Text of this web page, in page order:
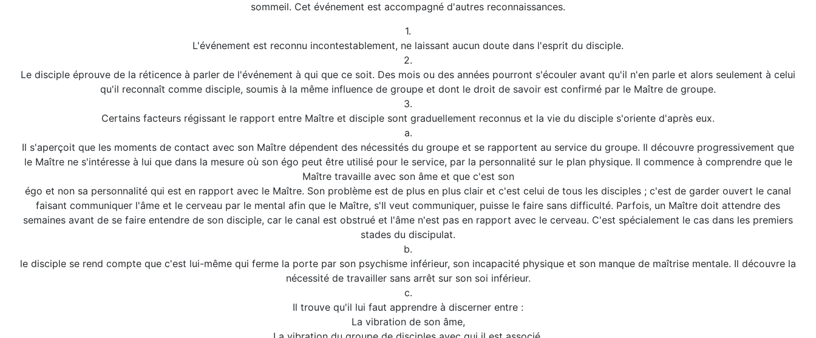
sommeil. Cet événement est accompagné d'autres reconnaissances.
1.
L'événement est reconnu incontestablement, ne laissant aucun doute dans l'esprit du disciple.
2.
Le disciple éprouve de la réticence à parler de l'événement à qui que ce soit. Des mois ou des années pourront s'écouler avant qu'il n'en parle et alors seulement à celui
qu'il reconnaît comme disciple, soumis à la même influence de groupe et dont le droit de savoir est confirmé par le Maître de groupe.
3.
Certains facteurs régissant le rapport entre Maître et disciple sont graduellement reconnus et la vie du disciple s'oriente d'après eux.
a.
Il s'aperçoit que les moments de contact avec son Maître dépendent des nécessités du groupe et se rapportent au service du groupe. Il découvre progressivement que
le Maître ne s'intéresse à lui que dans la mesure où son égo peut être utilisé pour le service, par la personnalité sur le plan physique. Il commence à comprendre que le
Maître travaille avec son âme et que c'est son
égo et non sa personnalité qui est en rapport avec le Maître. Son problème est de plus en plus clair et c'est celui de tous les disciples ; c'est de garder ouvert le canal
faisant communiquer l'âme et le cerveau par le mental afin que le Maître, s'Il veut communiquer, puisse le faire sans difficulté. Parfois, un Maître doit attendre des
semaines avant de se faire entendre de son disciple, car le canal est obstrué et l'âme n'est pas en rapport avec le cerveau. C'est spécialement le cas dans les premiers
stades du discipulat.
b.
le disciple se rend compte que c'est lui-même qui ferme la porte par son psychisme inférieur, son incapacité physique et son manque de maîtrise mentale. Il découvre la
nécessité de travailler sans arrêt sur son soi inférieur.
c.
Il trouve qu'il lui faut apprendre à discerner entre :
La vibration de son âme,